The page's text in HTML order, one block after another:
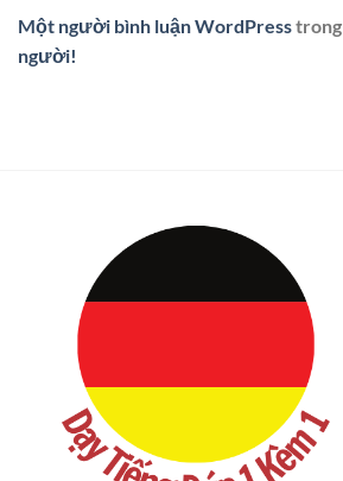
Một người bình luận WordPresstrong
người!